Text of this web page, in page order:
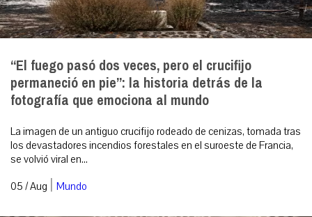
“El fuego pasó dos veces, pero el crucifijo
permaneció en pie”: la historia detrás de la
fotografía que emociona al mundo
La imagen de un antiguo crucifijo rodeado de cenizas, tomada tras
los devastadores incendios forestales en el suroeste de Francia,
se volvió viral en...
05 / Aug | Mundo